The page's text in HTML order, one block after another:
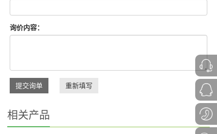
询价内容：
提交询单 重新填写
相关产品